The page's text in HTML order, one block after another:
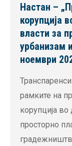
Настан –
корупција
власти за
урбанизам
ноември
рамките на
корупција
просторно